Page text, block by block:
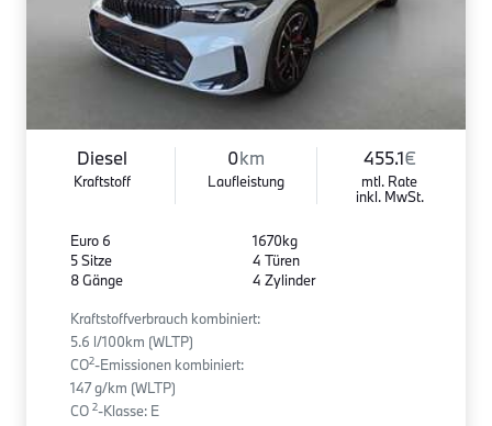
Diesel
Kraftstoff
0km
Laufleistung
455.1€
mtl. Rate
inkl. MwSt.
Euro 6
5 Sitze
8 Gänge
1670kg
4 Türen
4 Zylinder
Kraftstoffverbrauch kombiniert:
5.6 l/100km (WLTP)
CO2-Emissionen kombiniert:
147 g/km (WLTP)
CO 2-Klasse: E